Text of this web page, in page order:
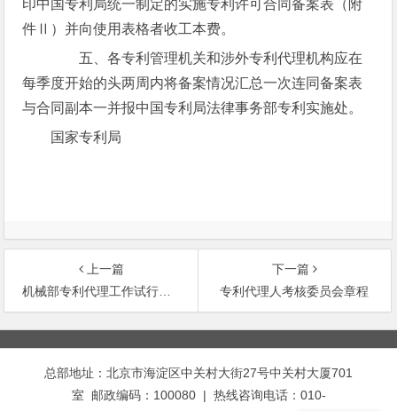
印中国专利局统一制定的实施专利许可合同备案表（附
件Ⅱ）并向使用表格者收工本费。
五、各专利管理机关和涉外专利代理机构应在
每季度开始的头两周内将备案情况汇总一次连同备案表
与合同副本一并报中国专利局法律事务部专利实施处。
国家专利局
上一篇
机械部专利代理工作试行办法
下一篇
专利代理人考核委员会章程
文
章
总部地址：北京市海淀区中关村大街27号中关村大厦701
室 邮政编码：100080 | 热线咨询电话：010-